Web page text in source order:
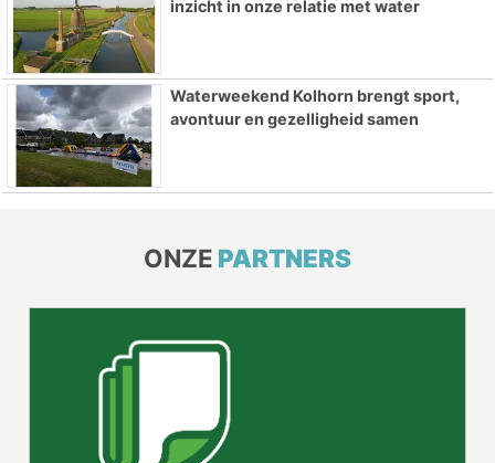
inzicht in onze relatie met water
Waterweekend Kolhorn brengt sport,
avontuur en gezelligheid samen
ONZE PARTNERS